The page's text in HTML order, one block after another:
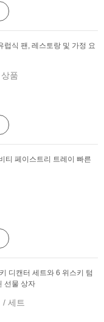
럽식 팬, 레스토랑 및 가정 요
품
티 페이스트리 트레이 빠른
디캔터 세트와 6 위스키 텀
선물 상자
/ 세트